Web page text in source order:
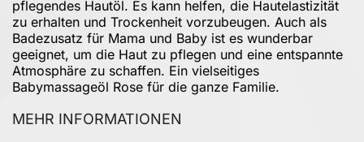
pflegendes Hautöl. Es kann helfen, die Hautelastizität
zu erhalten und Trockenheit vorzubeugen. Auch als
Badezusatz für Mama und Baby ist es wunderbar
geeignet, um die Haut zu pflegen und eine entspannte
Atmosphäre zu schaffen. Ein vielseitiges
Babymassageöl Rose für die ganze Familie.
MEHR INFORMATIONEN